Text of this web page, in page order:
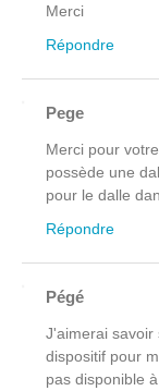
Merci
Répondre
Pege
Merci pour
possède une
pour le dalle
Répondre
Pégé
J'aimerai savoir
dispositif pour
pas disponible